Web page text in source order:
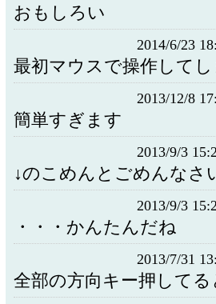
おもしろい
2014/6/23
最初マウスで操作して
2013/12/8
簡単すぎます
2013/9/3
↓のこめんとごめんなさ
2013/9/3
・・・かんたんだね
2013/7/31
全部の方向キー押してる